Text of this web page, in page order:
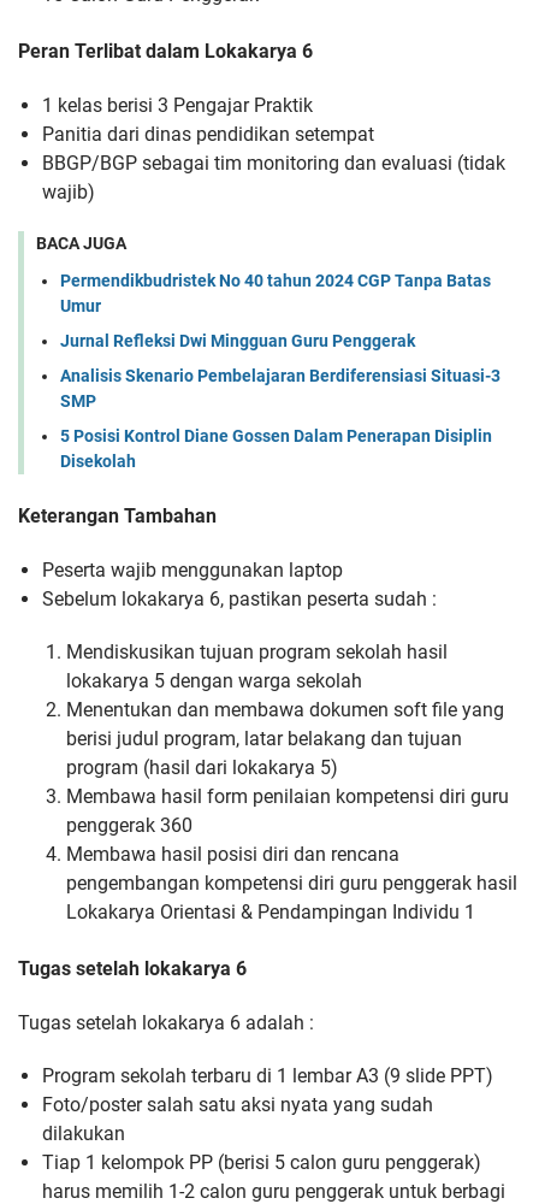
Peran Terlibat dalam Lokakarya 6
1 kelas berisi 3 Pengajar Praktik
Panitia dari dinas pendidikan setempat
BBGP/BGP sebagai tim monitoring dan evaluasi (tidak
wajib)
BACA JUGA
Permendikbudristek No 40 tahun 2024 CGP Tanpa Batas
Umur
Jurnal Refleksi Dwi Mingguan Guru Penggerak
Analisis Skenario Pembelajaran Berdiferensiasi Situasi-3
SMP
5 Posisi Kontrol Diane Gossen Dalam Penerapan Disiplin
Disekolah
Keterangan Tambahan
Peserta wajib menggunakan laptop
Sebelum lokakarya 6, pastikan peserta sudah :
Mendiskusikan tujuan program sekolah hasil
lokakarya 5 dengan warga sekolah
Menentukan dan membawa dokumen soft file yang
berisi judul program, latar belakang dan tujuan
program (hasil dari lokakarya 5)
Membawa hasil form penilaian kompetensi diri guru
penggerak 360
Membawa hasil posisi diri dan rencana
pengembangan kompetensi diri guru penggerak hasil
Lokakarya Orientasi & Pendampingan Individu 1
Tugas setelah lokakarya 6
Tugas setelah lokakarya 6 adalah :
Program sekolah terbaru di 1 lembar A3 (9 slide PPT)
Foto/poster salah satu aksi nyata yang sudah
dilakukan
Tiap 1 kelompok PP (berisi 5 calon guru penggerak)
harus memilih 1-2 calon guru penggerak untuk berbagi